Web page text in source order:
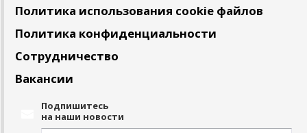
Политика использования cookie файлов
Политика конфиденциальности
Сотрудничество
Вакансии
Подпишитесь
на наши новости